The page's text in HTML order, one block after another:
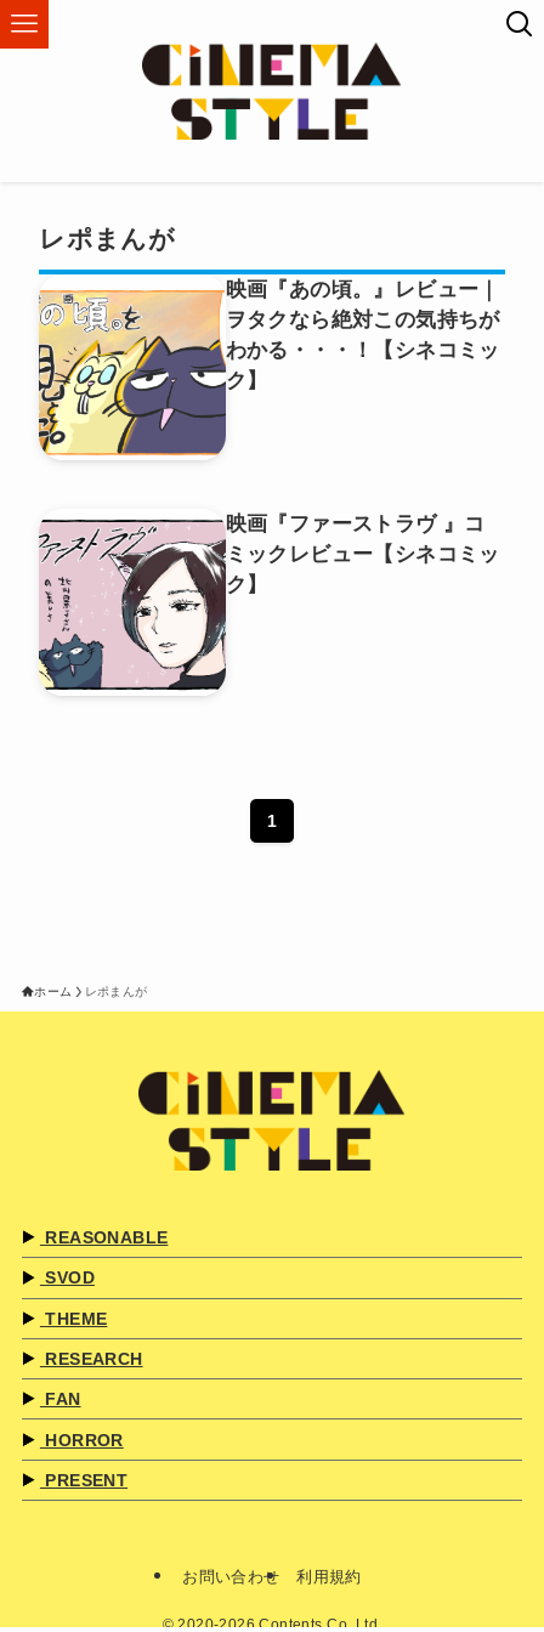
レポまんが
映画『あの頃。』レビュー｜
ヲタクなら絶対この気持ちが
わかる・・・！【シネコミッ
ク】
映画『ファーストラヴ 』コ
ミックレビュー【シネコミッ
ク】
1
ホーム レポまんが
REASONABLE
SVOD
THEME
RESEARCH
FAN
HORROR
PRESENT
お問い合わせ 利用規約
©2020-2026 Contents Co.,Ltd.